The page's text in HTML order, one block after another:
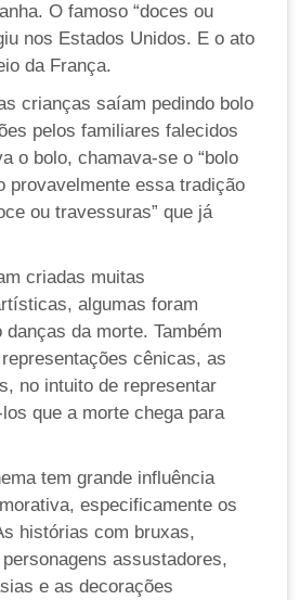
O famoso “doces ou
nos Estados Unidos. E o ato
da França.
crianças saíam pedindo bolo
pelos familiares falecidos
o bolo, chamava-se o “bolo
provavelmente essa tradição
ou travessuras” que já
criadas muitas
algumas foram
da morte. Também
cênicas, as
no intuito de representar
que a morte chega para
tem grande influência
especificamente os
histórias com bruxas,
assustadores,
e as decorações